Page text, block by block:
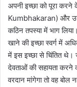
अपनी इच्छा को पूरा
Kumbhakaran) और उनके
कठिन तपस्या में भाग
खाने की इच्छा स्वर्ग में
में इस इच्छा से चिंतित थे।
देवताओं की सहायता
वरदान मांगेगा तो वह बोल